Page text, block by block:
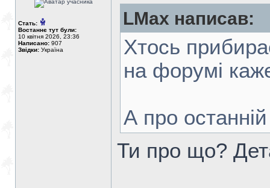
Стать:
Востаннє тут були:
10 квітня 2026, 23:36
Написано: 907
Звідки: Україна
LMax написав:
Хтось
на форумі
А про
Ти про що?